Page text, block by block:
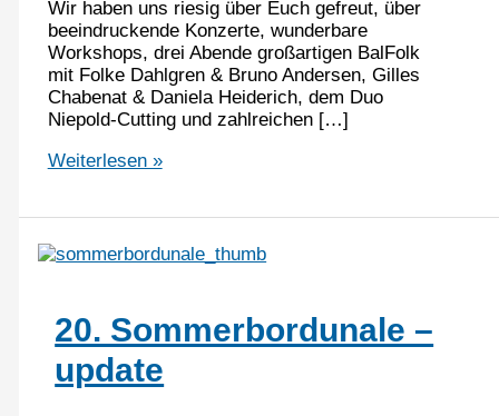
Wir haben uns riesig über Euch gefreut, über
beeindruckende Konzerte, wunderbare
Workshops, drei Abende großartigen BalFolk
mit Folke Dahlgren & Bruno Andersen, Gilles
Chabenat & Daniela Heiderich, dem Duo
Niepold-Cutting und zahlreichen […]
20.
war
wieder
Weiterlesen »
20. Sommerbordunale –
update